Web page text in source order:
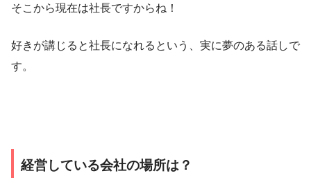
そこから現在は社長ですからね！
好きが講じると社長になれるという、実に夢のある話しで
す。
経営している会社の場所は？